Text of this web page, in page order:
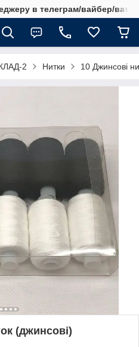
в телеграм/вайбер/
2 Нитки 10 Джинсові
(джинсові)